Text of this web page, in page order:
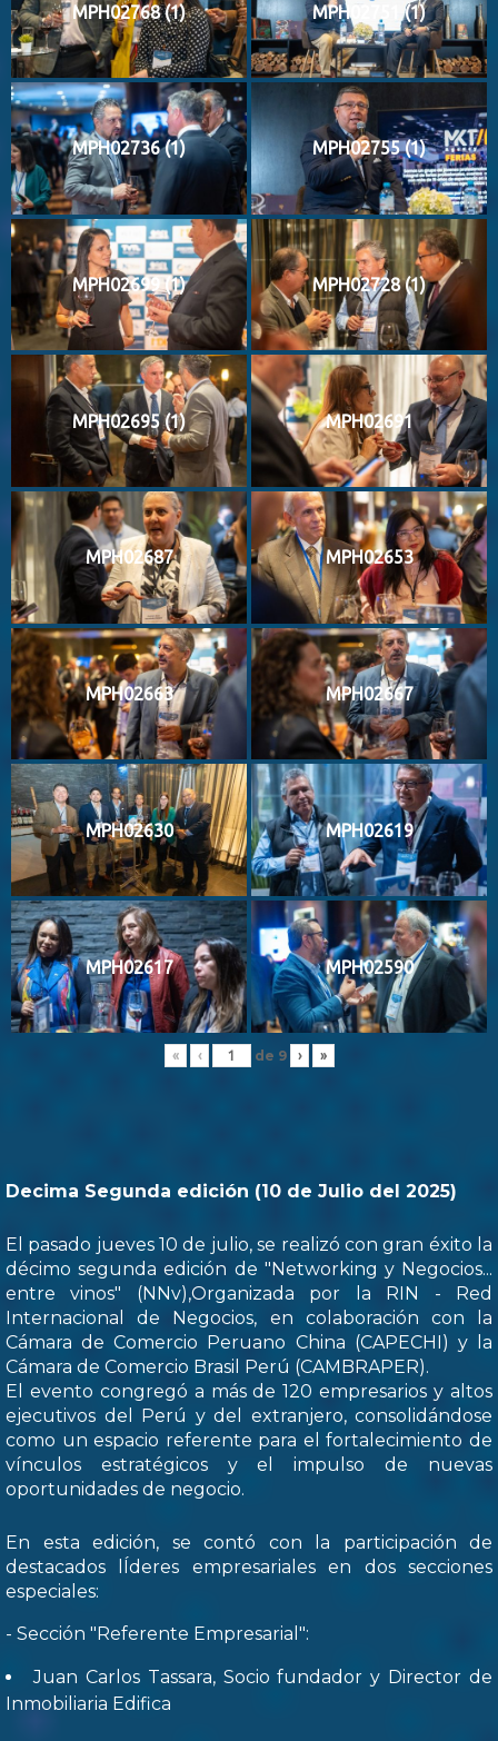
MPH02768 (1) MPH02751 (1)
MPH02736 (1) MPH02755 (1)
MPH02699 (1) MPH02728 (1)
MPH02695 (1) MPH02691
MPH02687 MPH02653
MPH02663 MPH02667
MPH02630 MPH02619
MPH02617 MPH02590
« ‹ de 9 › »
Decima Segunda edición (10 de Julio del 2025)
El pasado jueves 10 de julio, se realizó con gran éxito la
décimo segunda edición de "Networking y Negocios...
entre vinos" (NNv),Organizada por la RIN - Red
Internacional de Negocios, en colaboración con la
Cámara de Comercio Peruano China (CAPECHI) y la
Cámara de Comercio Brasil Perú (CAMBRAPER).
El evento congregó a más de 120 empresarios y altos
ejecutivos del Perú y del extranjero, consolidándose
como un espacio referente para el fortalecimiento de
vínculos estratégicos y el impulso de nuevas
oportunidades de negocio.
En esta edición, se contó con la participación de
destacados lÍderes empresariales en dos secciones
especiales:
- Sección "Referente Empresarial":
Juan Carlos Tassara, Socio fundador y Director de
Inmobiliaria Edifica